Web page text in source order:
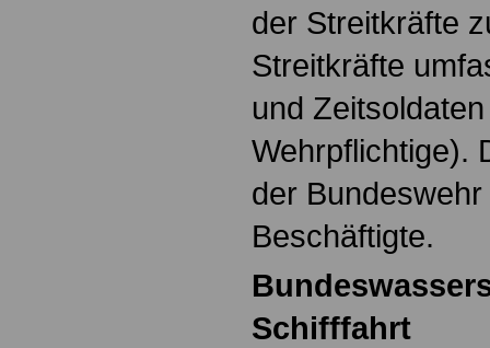
der Streitkräfte
Streitkräfte
und
Wehrpflichtige).
der
Beschäftigte.
Schifffahrt